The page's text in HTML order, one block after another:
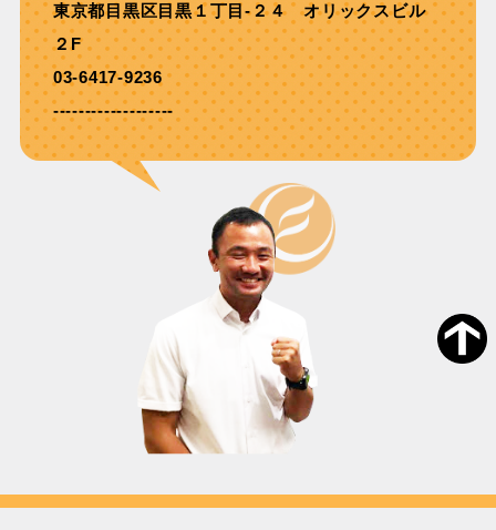
東京都目黒区目黒１丁目-２４ オリックスビル
２F
03-6417-9236
-------------------